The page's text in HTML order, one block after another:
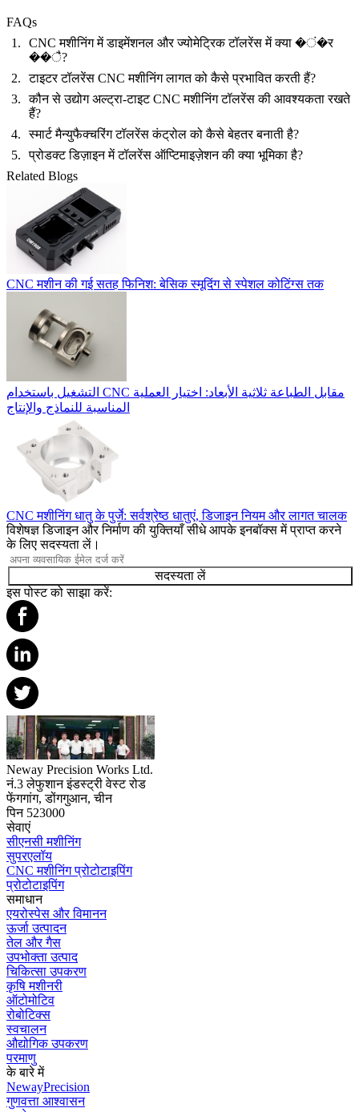
FAQs
CNC मशीनिंग में डाइमेंशनल और ज्योमेट्रिक टॉलरेंस में क्या �ं�र
��ै?
टाइटर टॉलरेंस CNC मशीनिंग लागत को कैसे प्रभावित करती हैं?
कौन से उद्योग अल्ट्रा-टाइट CNC मशीनिंग टॉलरेंस की आवश्यकता रखते
हैं?
स्मार्ट मैन्युफैक्चरिंग टॉलरेंस कंट्रोल को कैसे बेहतर बनाती है?
प्रोडक्ट डिज़ाइन में टॉलरेंस ऑप्टिमाइज़ेशन की क्या भूमिका है?
Related Blogs
CNC मशीन की गई सतह फिनिश: बेसिक स्मूदिंग से स्पेशल कोटिंग्स तक
التشغيل باستخدام CNC مقابل الطباعة ثلاثية الأبعاد: اختيار العملية
المناسبة للنماذج والإنتاج
CNC मशीनिंग धातु के पुर्जे: सर्वश्रेष्ठ धातुएं, डिजाइन नियम और लागत चालक
विशेषज्ञ डिजाइन और निर्माण की युक्तियाँ सीधे आपके इनबॉक्स में प्राप्त करने
के लिए सदस्यता लें।
सदस्यता लें
इस पोस्ट को साझा करें:
Neway Precision Works Ltd.
नं.3 लेफुशान इंडस्ट्री वेस्ट रोड
फेंगगांग, डोंगगुआन, चीन
पिन 523000
सेवाएं
सीएनसी मशीनिंग
सुपरएलॉय
CNC मशीनिंग प्रोटोटाइपिंग
प्रोटोटाइपिंग
समाधान
एयरोस्पेस और विमानन
ऊर्जा उत्पादन
तेल और गैस
उपभोक्ता उत्पाद
चिकित्सा उपकरण
कृषि मशीनरी
ऑटोमोटिव
रोबोटिक्स
स्वचालन
औद्योगिक उपकरण
परमाणु
के बारे में
NewayPrecision
गुणवत्ता आश्वासन